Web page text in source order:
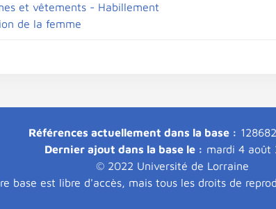
et vêtements - Habillement
de la femme
Références actuellement dans la base :
Dernier ajout dans la base le : mardi 4 août
© 2022 Université de Lorraine
base est libre d'accès, mais tous les droits de